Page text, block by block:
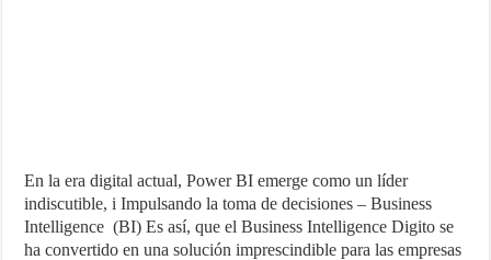
En la era digital actual, Power BI emerge como un líder
indiscutible, i Impulsando la toma de decisiones – Business
Intelligence (BI) Es así, que el Business Intelligence Digito se
ha convertido en una solución imprescindible para las empresas